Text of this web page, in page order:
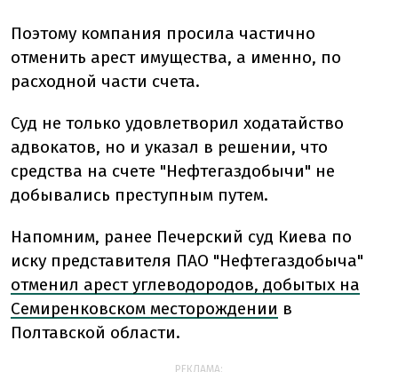
Поэтому компания просила частично
отменить арест имущества, а именно, по
расходной части счета.
Суд не только удовлетворил ходатайство
адвокатов, но и указал в решении, что
средства на счете "Нефтегаздобычи" не
добывались преступным путем.
Напомним, ранее Печерский суд Киева по
иску представителя ПАО "Нефтегаздобыча"
отменил арест углеводородов, добытых на
Семиренковском месторождении в
Полтавской области.
РЕКЛАМА: